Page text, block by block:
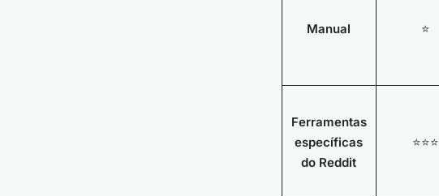
Manual ⭐
Ferramentas
específicas
do Reddit
⭐⭐⭐